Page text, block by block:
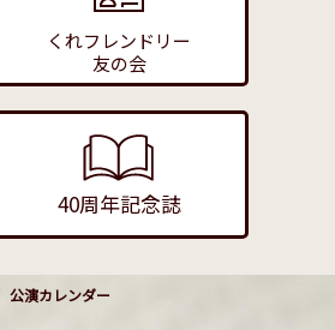
くれフレンドリー
友の会
40周年記念誌
公演カレンダー